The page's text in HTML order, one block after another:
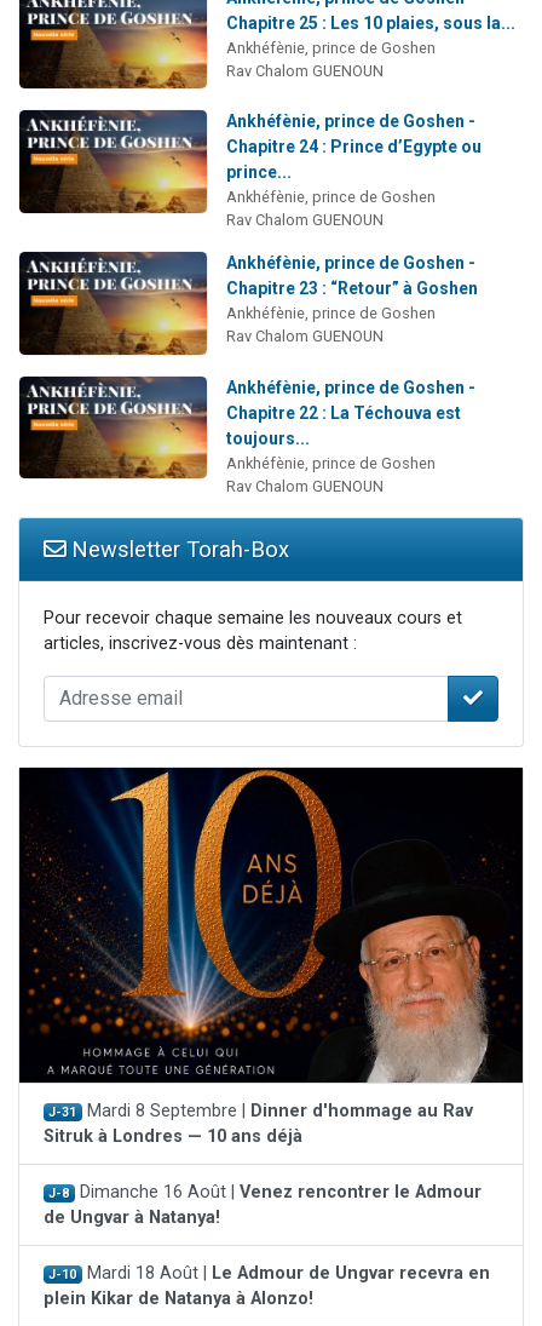
Chapitre 25 : Les 10 plaies, sous la...
Ankhéfènie, prince de Goshen
Rav Chalom GUENOUN
Ankhéfènie, prince de Goshen -
Chapitre 24 : Prince d’Egypte ou
prince...
Ankhéfènie, prince de Goshen
Rav Chalom GUENOUN
Ankhéfènie, prince de Goshen -
Chapitre 23 : “Retour” à Goshen
Ankhéfènie, prince de Goshen
Rav Chalom GUENOUN
Ankhéfènie, prince de Goshen -
Chapitre 22 : La Téchouva est
toujours...
Ankhéfènie, prince de Goshen
Rav Chalom GUENOUN
Newsletter Torah-Box
Pour recevoir chaque semaine les nouveaux cours et
articles, inscrivez-vous dès maintenant :
J-31 Mardi 8 Septembre |
Dinner d'hommage au Rav
Sitruk à Londres — 10 ans déjà
J-8 Dimanche 16 Août | Venez rencontrer le Admour
de Ungvar à Natanya!
J-10 Mardi 18 Août |
Le Admour de Ungvar recevra en
plein Kikar de Natanya à Alonzo!